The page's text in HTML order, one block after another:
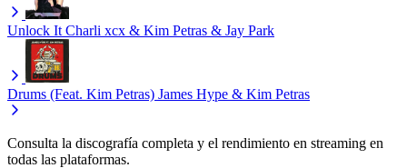
Unlock It Charli xcx & Kim Petras & Jay Park
Drums (Feat. Kim Petras) James Hype & Kim Petras
Consulta la discografía completa y el rendimiento en streaming en
todas las plataformas.